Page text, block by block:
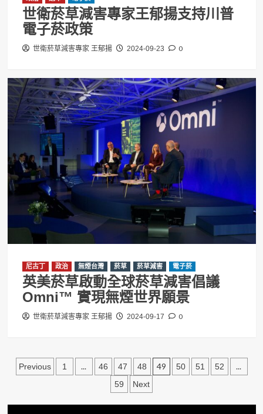
世衛菸草減害專家王郁揚支持川普
電子菸政策
世衛菸草減害專家 王郁揚 2024-09-23 0
尼古丁 政治 無煙台灣 菸草 菸草減害 電子菸
英美菸草啟動全球菸草減害倡議
Omni™ 實現無煙世界願景
世衛菸草減害專家 王郁揚 2024-09-17 0
文
分
Previous 1 ... 46 47 48 49 50 51 52 ...
59 Next